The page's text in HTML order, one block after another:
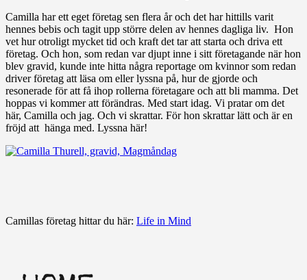
Camilla har ett eget företag sen flera år och det har hittills varit
hennes bebis och tagit upp större delen av hennes dagliga liv. Hon
vet hur otroligt mycket tid och kraft det tar att starta och driva ett
företag. Och hon, som redan var djupt inne i sitt företagande när hon
blev gravid, kunde inte hitta några reportage om kvinnor som redan
driver företag att läsa om eller lyssna på, hur de gjorde och
resonerade för att få ihop rollerna företagare och att bli mamma. Det
hoppas vi kommer att förändras. Med start idag. Vi pratar om det
här, Camilla och jag. Och vi skrattar. För hon skrattar lätt och är en
fröjd att hänga med. Lyssna här!
Camillas företag hittar du här: Life in Mind